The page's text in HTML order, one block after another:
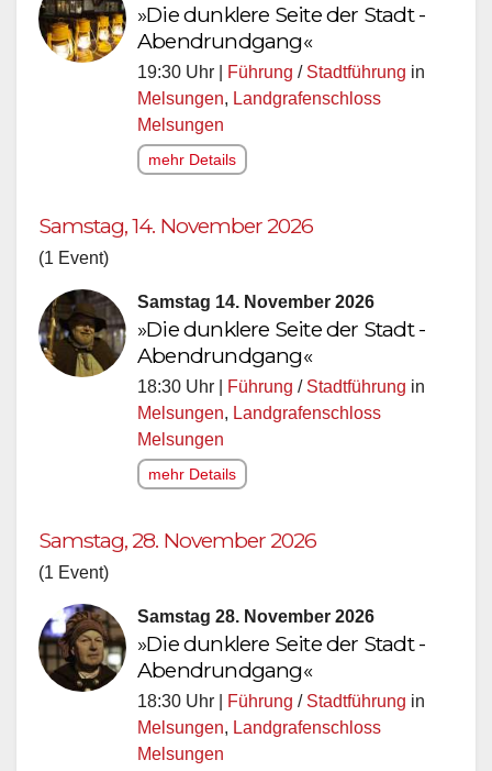
»Die dunklere Seite der Stadt -
Abendrundgang«
19:30 Uhr | Führung / Stadtführung in
Melsungen, Landgrafenschloss
Melsungen
mehr Details
Samstag, 14. November 2026
(1 Event)
Samstag 14. November 2026
»Die dunklere Seite der Stadt -
Abendrundgang«
18:30 Uhr | Führung / Stadtführung in
Melsungen, Landgrafenschloss
Melsungen
mehr Details
Samstag, 28. November 2026
(1 Event)
Samstag 28. November 2026
»Die dunklere Seite der Stadt -
Abendrundgang«
18:30 Uhr | Führung / Stadtführung in
Melsungen, Landgrafenschloss
Melsungen